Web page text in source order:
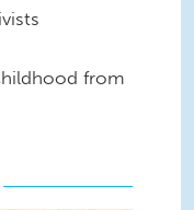
from